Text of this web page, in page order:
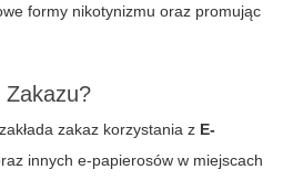
formy nikotynizmu oraz promując
Zakazu?
zakaz korzystania z E-
innych e-papierosów w miejscach